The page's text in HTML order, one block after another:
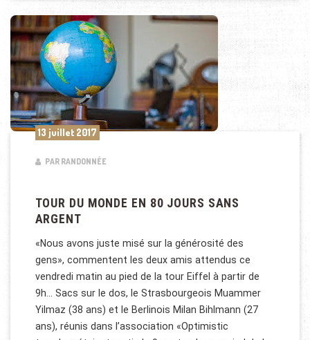
13 juillet 2017
PAR RANDONNÉE
TOUR DU MONDE EN 80 JOURS SANS
ARGENT
«Nous avons juste misé sur la générosité des
gens», commentent les deux amis attendus ce
vendredi matin au pied de la tour Eiffel à partir de
9h… Sacs sur le dos, le Strasbourgeois Muammer
Yilmaz (38 ans) et le Berlinois Milan Bihlmann (27
ans), réunis dans l’association «Optimistic